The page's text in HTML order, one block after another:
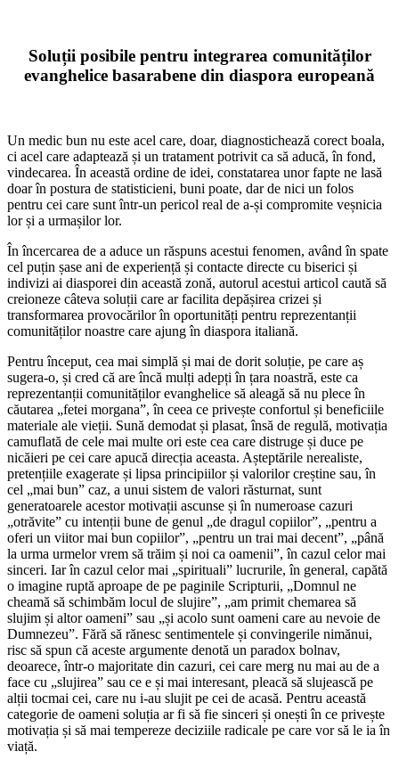
Soluții posibile pentru integrarea comunităților
evanghelice basarabene din diaspora europeană
Un medic bun nu este acel care, doar, diagnostichează corect boala,
ci acel care adaptează și un tratament potrivit ca să aducă, în fond,
vindecarea. În această ordine de idei, constatarea unor fapte ne lasă
doar în postura de statisticieni, buni poate, dar de nici un folos
pentru cei care sunt într-un pericol real de a-și compromite veșnicia
lor și a urmașilor lor.
În încercarea de a aduce un răspuns acestui fenomen, având în spate
cel puțin șase ani de experiență și contacte directe cu biserici și
indivizi ai diasporei din această zonă, autorul acestui articol caută să
creioneze câteva soluții care ar facilita depășirea crizei și
transformarea provocărilor în oportunități pentru reprezentanții
comunităților noastre care ajung în diaspora italiană.
Pentru început, cea mai simplă și mai de dorit soluție, pe care aș
sugera-o, și cred că are încă mulți adepți în țara noastră, este ca
reprezentanții comunităților evanghelice să aleagă să nu plece în
căutarea „fetei morgana”, în ceea ce privește confortul și beneficiile
materiale ale vieții. Sună demodat și plasat, însă de regulă, motivația
camuflată de cele mai multe ori este cea care distruge și duce pe
nicăieri pe cei care apucă direcția aceasta. Așteptările nerealiste,
pretențiile exagerate și lipsa principiilor și valorilor creștine sau, în
cel „mai bun” caz, a unui sistem de valori răsturnat, sunt
generatoarele acestor motivații ascunse și în numeroase cazuri
„otrăvite” cu intenții bune de genul „de dragul copiilor”, „pentru a
oferi un viitor mai bun copiilor”, „pentru un trai mai decent”, „până
la urma urmelor vrem să trăim și noi ca oamenii”, în cazul celor mai
sinceri. Iar în cazul celor mai „spirituali” lucrurile, în general, capătă
o imagine ruptă aproape de pe paginile Scripturii, „Domnul ne
cheamă să schimbăm locul de slujire”, „am primit chemarea să
slujim și altor oameni” sau „și acolo sunt oameni care au nevoie de
Dumnezeu”. Fără să rănesc sentimentele și convingerile nimănui,
risc să spun că aceste argumente denotă un paradox bolnav,
deoarece, într-o majoritate din cazuri, cei care merg nu mai au de a
face cu „slujirea” sau ce e și mai interesant, pleacă să slujească pe
alții tocmai cei, care nu i-au slujit pe cei de acasă. Pentru această
categorie de oameni soluția ar fi să fie sinceri și onești în ce privește
motivația și să mai tempereze deciziile radicale pe care vor să le ia în
viață.